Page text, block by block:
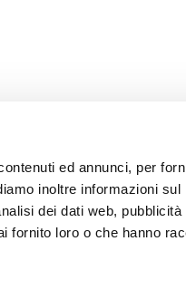
ed annunci, per
inoltre informazioni
dei dati web,
fornito loro o che hanno